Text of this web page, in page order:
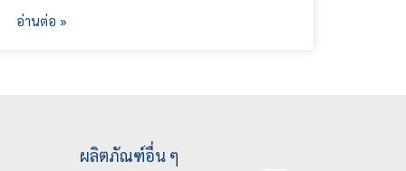
อ่านต่อ »
ผลิตภัณฑ์อื่น ๆ